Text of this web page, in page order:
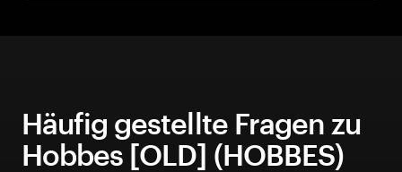
Häufig gestellte Fragen zu
Hobbes [OLD] (HOBBES)